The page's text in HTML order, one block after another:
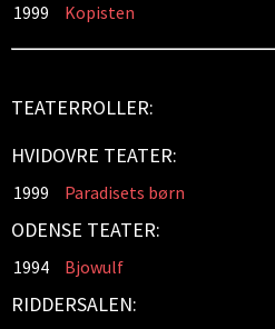
1999 Kopisten
TEATERROLLER:
HVIDOVRE TEATER:
1999 Paradisets børn
ODENSE TEATER:
1994 Bjowulf
RIDDERSALEN: